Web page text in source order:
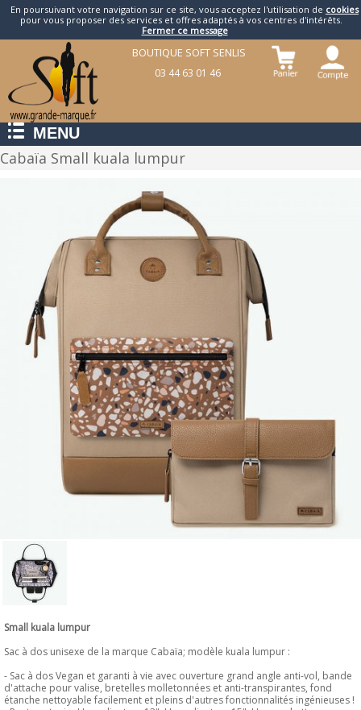
En poursuivant votre navigation sur ce site, vous acceptez l'utilisation de cookies
pour vous proposer des services et offres adaptés à vos centres d'intérêts.
Fermer ce message
BOUTIQUE SOFT SENLIS
03 44 63 01 46
MENU
Cabaïa Small kuala lumpur
Small kuala lumpur
Sac à dos unisexe de la marque Cabaïa; modèle kuala lumpur :
- Sac à dos Vegan et garanti à vie avec ouverture grand angle anti-vol, bande
d'attache pour valise, bretelles molletonnées et anti-transpirantes, fond
étanche nettoyable facilement et pleins d'autres fonctionnalités ingénieuses !